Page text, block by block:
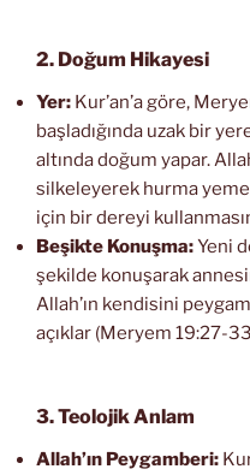
2. Doğum Hikayesi
Yer: Kur’an’a göre,
başladığında uzak bir
altında doğum yapar.
silkeleyerek hurma
için bir dereyi
Beşikte Konuşma:Yeni
şekilde konuşarak
Allah’ın kendisini
açıklar (Meryem 19:27-
3. Teolojik Anlam
Allah’ın Peygamberi: